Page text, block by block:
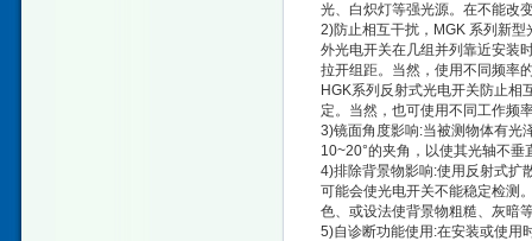
光、白炽灯等强光源。在不能改
2)防止相互干扰，MGK 系列新
外光电开关在几组并列靠近安装
拉开组距。当然，使用不同频率
HGK系列反射式光电开关防止相
定。当然，也可使用不同工作频
3)镜面角度影响:当被测物体有光
10~20°的夹角，以使其光轴不
4)排除背景物影响:使用反射式扩
可能会使光电开关不能稳定检测
色、或设法使背景物粗糙、灰暗
5)自诊断功能使用:在安装或使用